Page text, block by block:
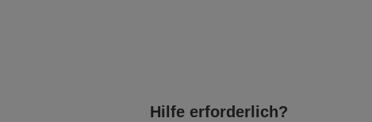
Hilfe erforderlich?